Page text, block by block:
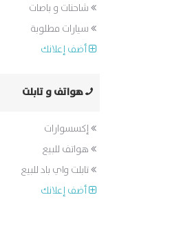
شاحنات و باصات
سيارات مطلوبة
أضف إعلانك
هواتف و تابلت
إكسسوارات
هواتف للبيع
تابلت واي باد للبيع
أضف إعلانك